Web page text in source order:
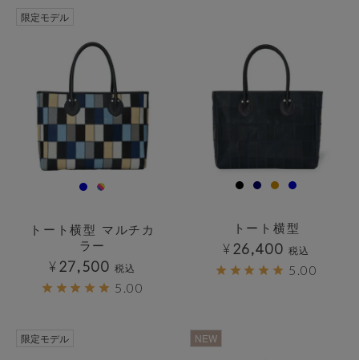
限定モデル
トート横型 マルチカ
ラー
¥ 27,500 税込
5.00
トート横型
¥ 26,400 税込
5.00
限定モデル NEW